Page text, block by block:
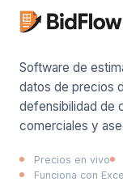
Software de
datos de precios
defensibilidad de
comerciales y
Precios en vivo
Funciona con